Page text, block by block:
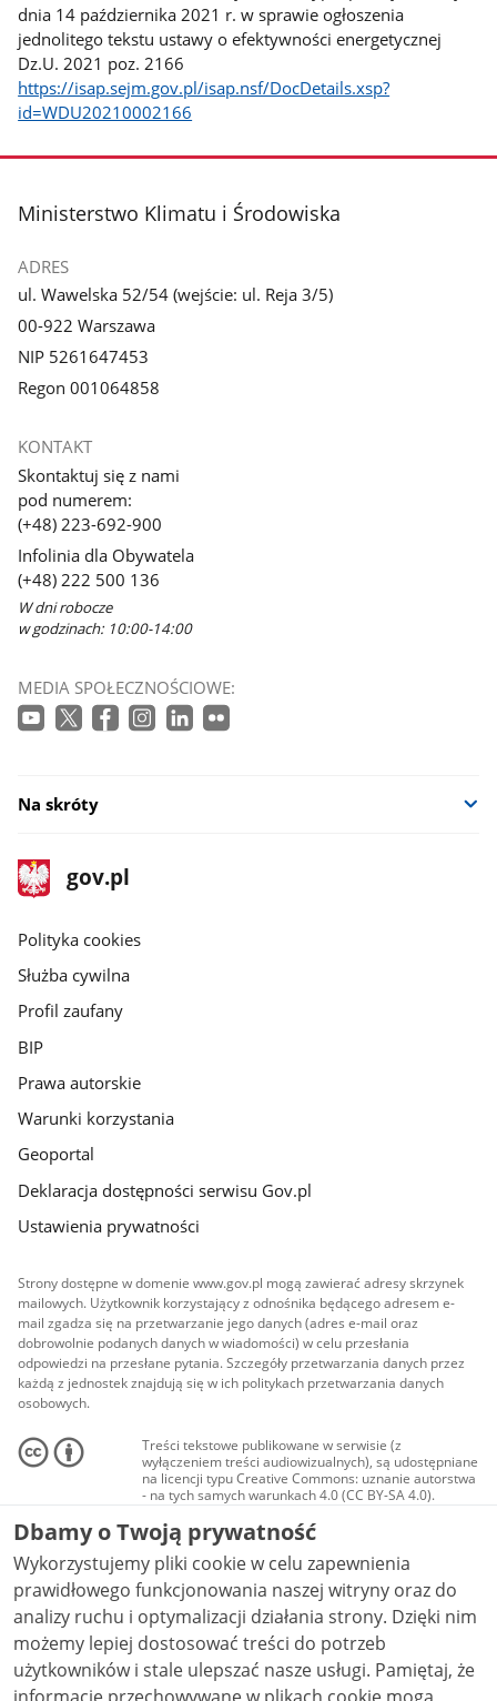
dnia 14 października 2021 r. w sprawie ogłoszenia
jednolitego tekstu ustawy o efektywności energetycznej
Dz.U. 2021 poz. 2166
https://isap.sejm.gov.pl/isap.nsf/DocDetails.xsp?
id=WDU20210002166
stopka
Ministerstwo Klimatu i Środowiska
ADRES
ul. Wawelska 52/54 (wejście: ul. Reja 3/5)
00-922 Warszawa
NIP 5261647453
Regon 001064858
KONTAKT
Skontaktuj się z nami
pod numerem:
(+48) 223-692-900
Infolinia dla Obywatela
(+48) 222 500 136
W dni robocze
w godzinach: 10:00-14:00
MEDIA SPOŁECZNOŚCIOWE:
Na skróty
stopka
gov.pl
Strona
gov.pl
gov.pl
Polityka cookies
Służba cywilna
Profil zaufany
BIP
Prawa autorskie
Warunki korzystania
Geoportal
Deklaracja dostępności serwisu Gov.pl
Ustawienia prywatności
Strony dostępne w domenie www.gov.pl mogą zawierać adresy skrzynek
mailowych. Użytkownik korzystający z odnośnika będącego adresem e-
mail zgadza się na przetwarzanie jego danych (adres e-mail oraz
dobrowolnie podanych danych w wiadomości) w celu przesłania
odpowiedzi na przesłane pytania. Szczegóły przetwarzania danych przez
każdą z jednostek znajdują się w ich politykach przetwarzania danych
osobowych.
Treści tekstowe publikowane w serwisie (z
wyłączeniem treści audiowizualnych), są udostępniane
na licencji typu Creative Commons: uznanie autorstwa
- na tych samych warunkach 4.0 (CC BY-SA 4.0).
Materiały audiowizualne, w tym zdjęcia, materiały
audio i wideo, są udostępniane na licencji typu
Creative Commons: uznanie autorstwa użycie
niekomercyjne - bez utworów zależnych 4.0 (CC BY-
NC-ND 4.0), o ile nie jest to stwierdzone inaczej.
Dbamy o Twoją prywatność
Wykorzystujemy pliki cookie w celu zapewnienia
prawidłowego funkcjonowania naszej witryny oraz do
analizy ruchu i optymalizacji działania strony. Dzięki nim
możemy lepiej dostosować treści do potrzeb
użytkowników i stale ulepszać nasze usługi. Pamiętaj, że